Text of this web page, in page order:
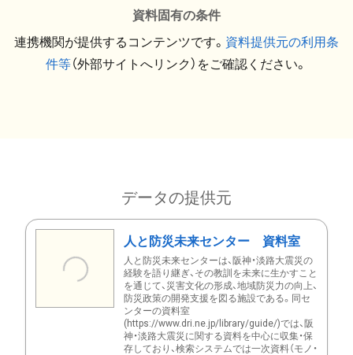
資料固有の条件
連携機関が提供するコンテンツです。 資料提供元の利用条
件等（外部サイトへリンク）をご確認ください。
データの提供元
人と防災未来センター 資料室
人と防災未来センターは、阪神・淡路大震災の
経験を語り継ぎ、その教訓を未来に生かすこと
を通じて、災害文化の形成、地域防災力の向上、
防災政策の開発支援を図る施設である。同セ
ンターの資料室
(https://www.dri.ne.jp/library/guide/)では、阪
神・淡路大震災に関する資料を中心に収集・保
存しており、検索システムでは一次資料（モノ・